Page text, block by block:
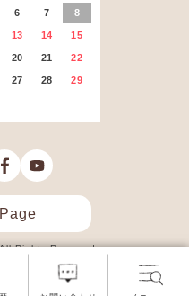
6 7 8
13 14 15
20 21 22
27 28 29
Rights Reserved.